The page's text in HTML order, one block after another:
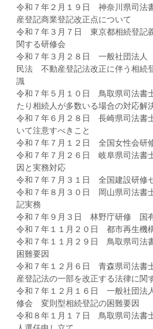
令和７年２月１９日 神奈川県司法
産登記商業登記改正点について
令和７年３月７日 東京都相続登記
関する研修会
令和７年３月２８日 一般社団法
民法 不動産登記法改正に伴う相続
識
令和７年５月１０日 鳥取県司法書
たり相続人が多数いる場合の対応解
令和７年６月２８日 長崎県司法書
いて注意すべきこと
令和７年７月１２日 全国女性会研
令和７年７月２６日 岐阜県司法書
因と実務対応
令和７年７月３１日 全国建設研修
令和７年８月３０日 岡山県司法書
記実務
令和７年９月３日 林野庁研修 国
令和７年１１月２０日 都市再生機
令和７年１１月２９日 鳥取県司法
困難要因
令和７年１２月６日 青森県司法書
産登記法の一部を改正する法律に関
令和７年１２月１６日 一般社団法
修会 変則型相続登記の困難要因
令和８年１月１７日 鳥取県司法書